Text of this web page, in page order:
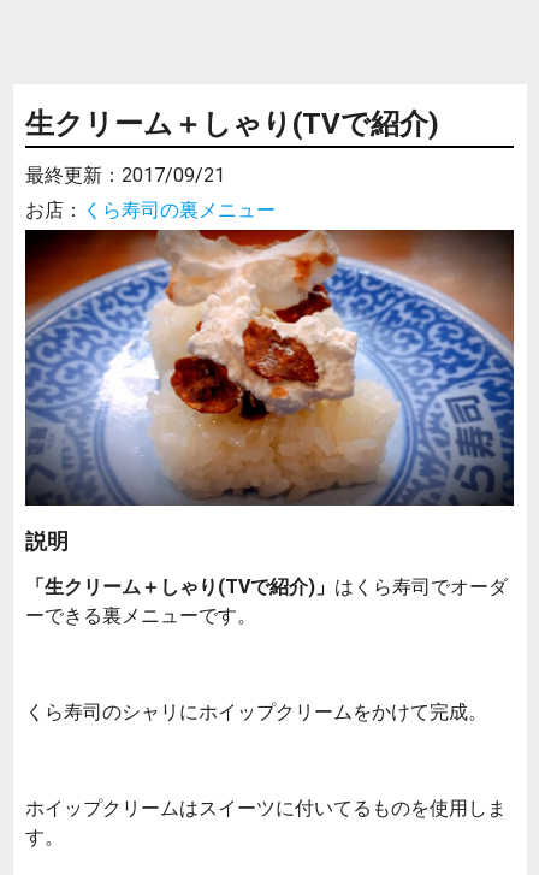
生クリーム＋しゃり(TVで紹介)
最終更新： 2017/09/21
お店： くら寿司の裏メニュー
説明
「生クリーム＋しゃり(TVで紹介)」 はくら寿司でオーダ
ーできる裏メニューです。
くら寿司のシャリにホイップクリームをかけて完成。
ホイップクリームはスイーツに付いてるものを使用しま
す。